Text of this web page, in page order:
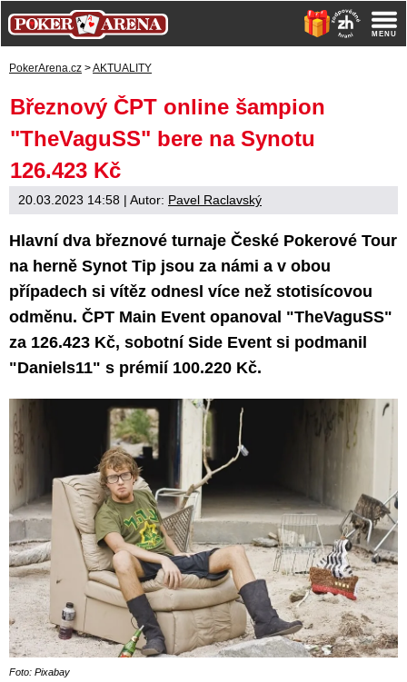
PokerArena.cz >AKTUALITY
Březnový ČPT online šampion
"TheVaguSS" bere na Synotu
126.423 Kč
20.03.2023 14:58 | Autor: Pavel Raclavský
Hlavní dva březnové turnaje České Pokerové Tour
na herně Synot Tip jsou za námi a v obou
případech si vítěz odnesl více než stotisícovou
odměnu. ČPT Main Event opanoval "TheVaguSS"
za 126.423 Kč, sobotní Side Event si podmanil
"Daniels11" s prémií 100.220 Kč.
Foto: Pixabay